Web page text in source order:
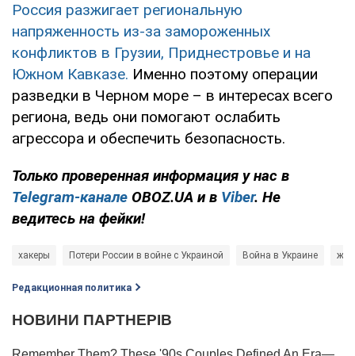
Россия разжигает региональную
напряженность из-за замороженных
конфликтов в Грузии, Приднестровье и на
Южном Кавказе. Именно поэтому операции
разведки в Черном море – в интересах всего
региона, ведь они помогают ослабить
агрессора и обеспечить безопасность.
Только проверенная информация у нас в
Telegram-канале OBOZ.UA и в Viber. Не
ведитесь на фейки!
хакеры Потери России в войне с Украиной Война в Украине
Редакционная политика